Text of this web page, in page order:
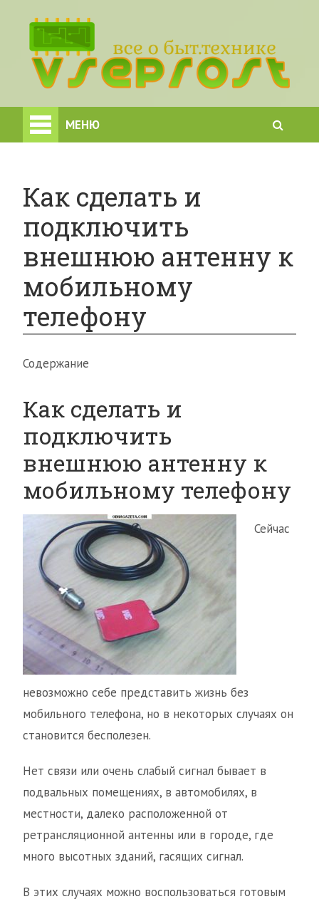
МЕНЮ
Как сделать и
подключить
внешнюю антенну к
мобильному
телефону
Содержание
Как сделать и
подключить
внешнюю антенну к
мобильному телефону
Сейчас
невозможно себе представить жизнь без
мобильного телефона, но в некоторых случаях он
становится бесполезен.
Нет связи или очень слабый сигнал бывает в
подвальных помещениях, в автомобилях, в
местности, далеко расположенной от
ретрансляционной антенны или в городе, где
много высотных зданий, гасящих сигнал.
В этих случаях можно воспользоваться готовым